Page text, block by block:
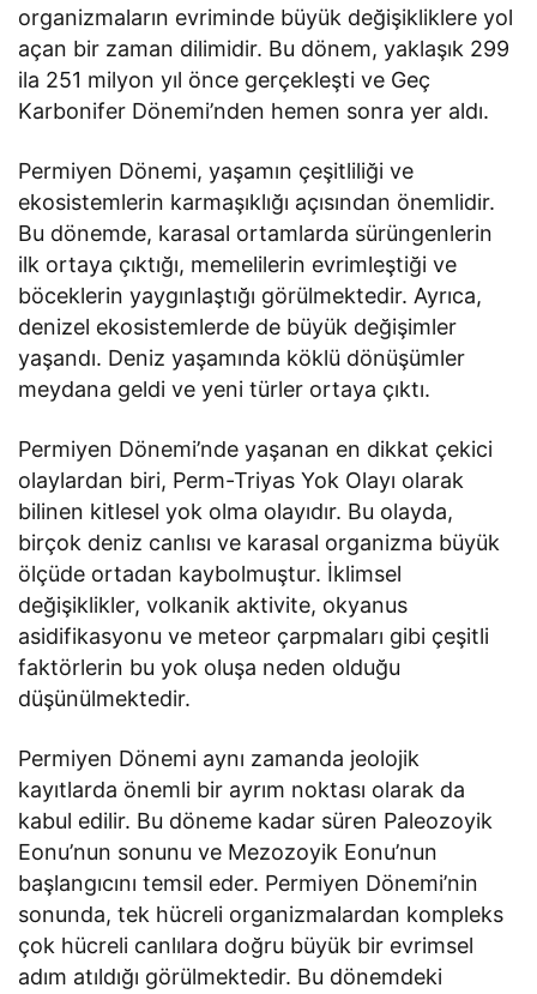
organizmaların evriminde büyük değişikliklere yol
açan bir zaman dilimidir. Bu dönem, yaklaşık 299
ila 251 milyon yıl önce gerçekleşti ve Geç
Karbonifer Dönemi’nden hemen sonra yer aldı.
Permiyen Dönemi, yaşamın çeşitliliği ve
ekosistemlerin karmaşıklığı açısından önemlidir.
Bu dönemde, karasal ortamlarda sürüngenlerin
ilk ortaya çıktığı, memelilerin evrimleştiği ve
böceklerin yaygınlaştığı görülmektedir. Ayrıca,
denizel ekosistemlerde de büyük değişimler
yaşandı. Deniz yaşamında köklü dönüşümler
meydana geldi ve yeni türler ortaya çıktı.
Permiyen Dönemi’nde yaşanan en dikkat çekici
olaylardan biri, Perm-Triyas Yok Olayı olarak
bilinen kitlesel yok olma olayıdır. Bu olayda,
birçok deniz canlısı ve karasal organizma büyük
ölçüde ortadan kaybolmuştur. İklimsel
değişiklikler, volkanik aktivite, okyanus
asidifikasyonu ve meteor çarpmaları gibi çeşitli
faktörlerin bu yok oluşa neden olduğu
düşünülmektedir.
Permiyen Dönemi aynı zamanda jeolojik
kayıtlarda önemli bir ayrım noktası olarak da
kabul edilir. Bu döneme kadar süren Paleozoyik
Eonu’nun sonunu ve Mezozoyik Eonu’nun
başlangıcını temsil eder. Permiyen Dönemi’nin
sonunda, tek hücreli organizmalardan kompleks
çok hücreli canlılara doğru büyük bir evrimsel
adım atıldığı görülmektedir. Bu dönemdeki